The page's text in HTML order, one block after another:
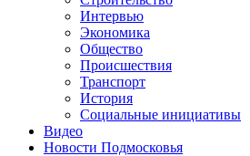
Интервью
Экономика
Общество
Происшествия
Транспорт
История
Социальные инициативы
Видео
Новости Подмосковья